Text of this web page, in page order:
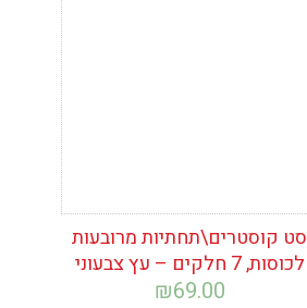
סט קוסטרים\תחתיות מרובעות
לכוסות, 7 חלקים – עץ צבעוני
₪69.00